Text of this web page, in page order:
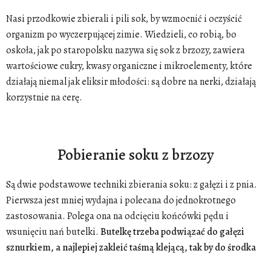
Nasi przodkowie zbierali i pili sok, by wzmocnić i oczyścić
organizm po wyczerpującej zimie. Wiedzieli, co robią, bo
oskoła, jak po staropolsku nazywa się sok z brzozy, zawiera
wartościowe cukry, kwasy organiczne i mikroelementy, które
działają niemal jak eliksir młodości: są dobre na nerki, działają
korzystnie na cerę.
Pobieranie soku z brzozy
Są dwie podstawowe techniki zbierania soku: z gałęzi i z pnia.
Pierwsza jest mniej wydajna i polecana do jednokrotnego
zastosowania. Polega ona na odcięciu końcówki pędu i
wsunięciu nań butelki. Butelkę trzeba podwiązać do gałęzi
sznurkiem, a najlepiej zakleić taśmą klejącą, tak by do środka